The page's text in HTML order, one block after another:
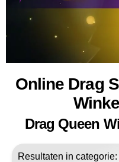
Online Drag
Drag Queen
Resultaten in categorie: